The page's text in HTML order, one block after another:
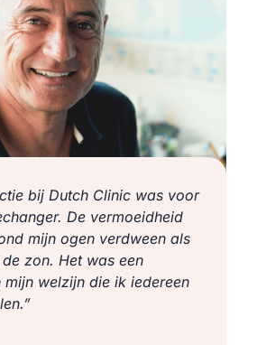
bij Dutch Clinic was voor
De vermoeidheid
mijn ogen verdween als
zon. Het was een
mijn welzijn die ik iedereen